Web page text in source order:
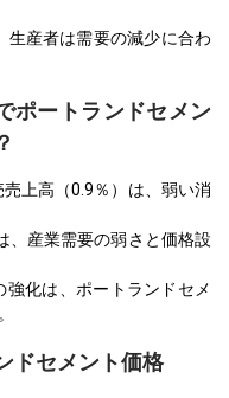
生産者は需要の減少に合わ
ポートランドセメン
上高（0.9％）は、弱い消
、産業需要の弱さと価格設
化は、ポートランドセメ
ドセメント価格